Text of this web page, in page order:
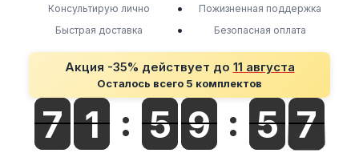
Консультирую лично •
Пожизненная поддержка
Быстрая доставка
• Безопасная оплата
Акция -35% действует до 11 августа
Осталось всего 5 комплектов